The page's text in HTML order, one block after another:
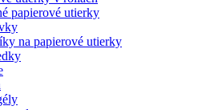
papierové utierky
na papierové utierky